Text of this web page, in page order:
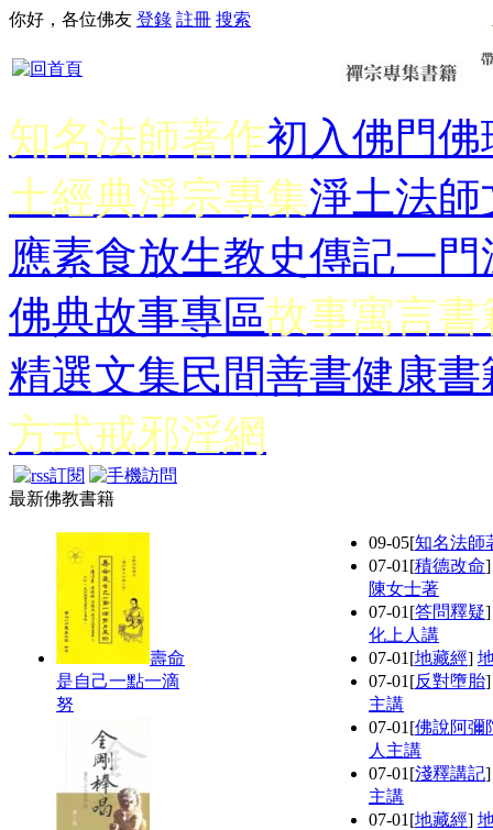
你好，各位佛友 登錄 註冊 搜索
知名法師著作初入佛門佛
土經典淨宗專集淨土法師
應素食放生教史傳記一門
佛典故事專區故事寓言書
精選文集民間善書健康書
方式戒邪淫網
最新佛教書籍
壽命
是自己一點一滴
努
09-05[知名法師
07-01 [積德改命
陳女士著
07-01 [答問釋疑
化上人講
07-01 [地藏經]
07-01 [反對墮胎
主講
07-01 [佛說阿彌
人主講
07-01 [淺釋講記
主講
07-01 [地藏經]